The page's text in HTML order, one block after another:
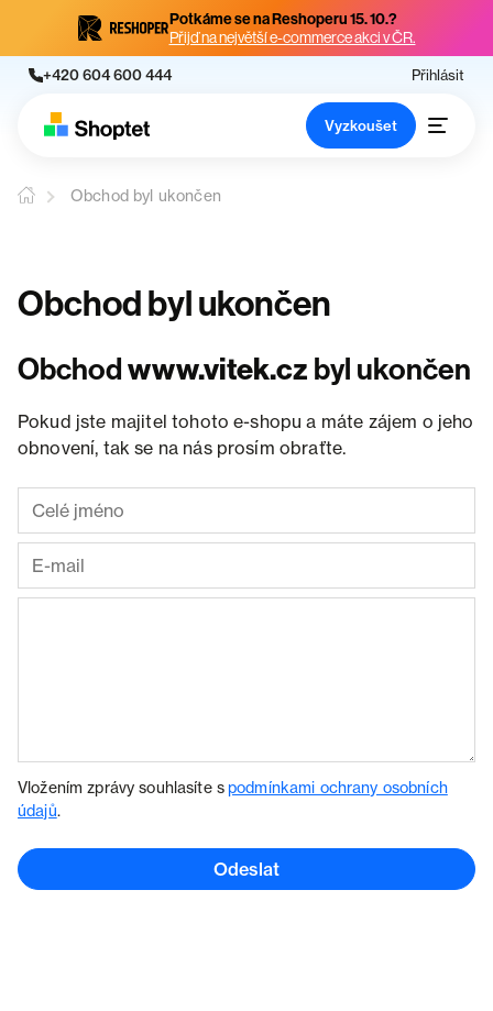
Potkáme se na Reshoperu 15. 10.?
Přijď na největší e-commerce akci v ČR.
+420 604 600 444 Přihlásit
Vyzkoušet
Obchod byl ukončen
Obchod byl ukončen
Obchodwww.vitek.cz byl ukončen
Pokud jste majitel tohoto e-shopu a máte zájem o jeho
obnovení, tak se na nás prosím obraťte.
Vložením zprávy souhlasíte spodmínkami ochrany osobních
údajů.
Odeslat